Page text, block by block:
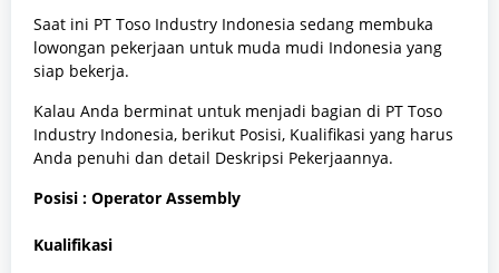
Saat ini PT Toso Industry Indonesia sedang membuka
lowongan pekerjaan untuk muda mudi Indonesia yang
siap bekerja.
Kalau Anda berminat untuk menjadi bagian di PT Toso
Industry Indonesia, berikut Posisi, Kualifikasi yang harus
Anda penuhi dan detail Deskripsi Pekerjaannya.
Posisi : Operator Assembly
Kuаlіfіkаѕі